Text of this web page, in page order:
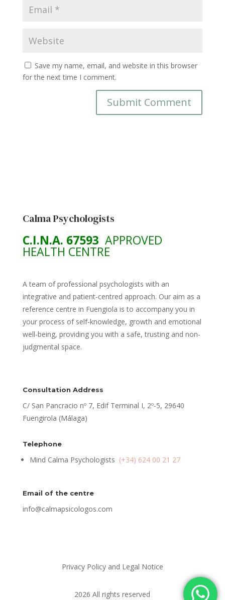
Save my name, email, and website in this browser
for the next time I comment.
Calma Psychologists
C.I.N.A. 67593 APPROVED
HEALTH CENTRE
A team of professional psychologists with an
integrative and patient-centred approach. Our aim as a
reference centre in Fuengiola is to accompany you in
your process of self-knowledge, growth and emotional
well-being, providing you with a safe, trusting and non-
judgmental space.
Consultation Address
C/ San Pancracio nº 7, Edif Terminal I, 2º-5, 29640
Fuengirola (Málaga)
Telephone
Mind Calma Psychologists (+34) 624 00 21 27
Email of the centre
info@calmapsicologos.com
Privacy Policy and Legal Notice
2026 All rights reserved